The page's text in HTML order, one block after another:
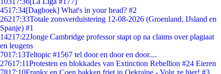
4517:34[Dagboek] What's in your head? #2
26217:33Totale zonsverduistering 12-08-2026 (Groenland, IJsland en
Spanje) #1
14217:22Jonge Cambridge professor stapt op na claims over plagiaat
en leugens
7017:13Teltopic #1567 tel door en door en door....
27617:11Protesten en blokkades van Extinction Rebellion #24 Eieren
7817:10Franky en Coen bakken friet in Oekraïne - Volg ze hier! #3